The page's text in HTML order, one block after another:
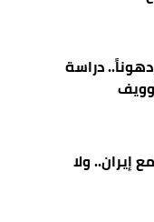
دراسة
إيران.. ولا